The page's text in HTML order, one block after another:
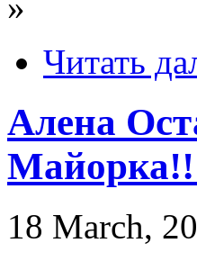
Читать
Алена
18 March,